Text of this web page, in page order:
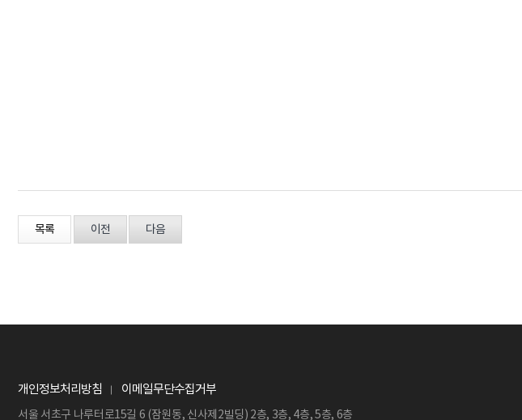
목록 이전 다음
개인정보처리방침 이메일무단수집거부
서울 서초구 나루터로15길 6 (잠원동, 신사제2빌딩) 2층, 3층, 4층, 5층, 6층